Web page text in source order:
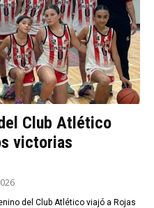
Club Atlético
victorias
del Club Atlético viajó a Rojas